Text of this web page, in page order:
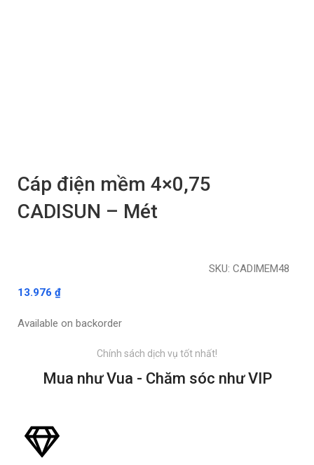
Cáp điện mềm 4×0,75
CADISUN – Mét
SKU: CADIMEM48
13.976 ₫
Available on backorder
Chính sách dịch vụ tốt nhất!
Mua như Vua - Chăm sóc như VIP